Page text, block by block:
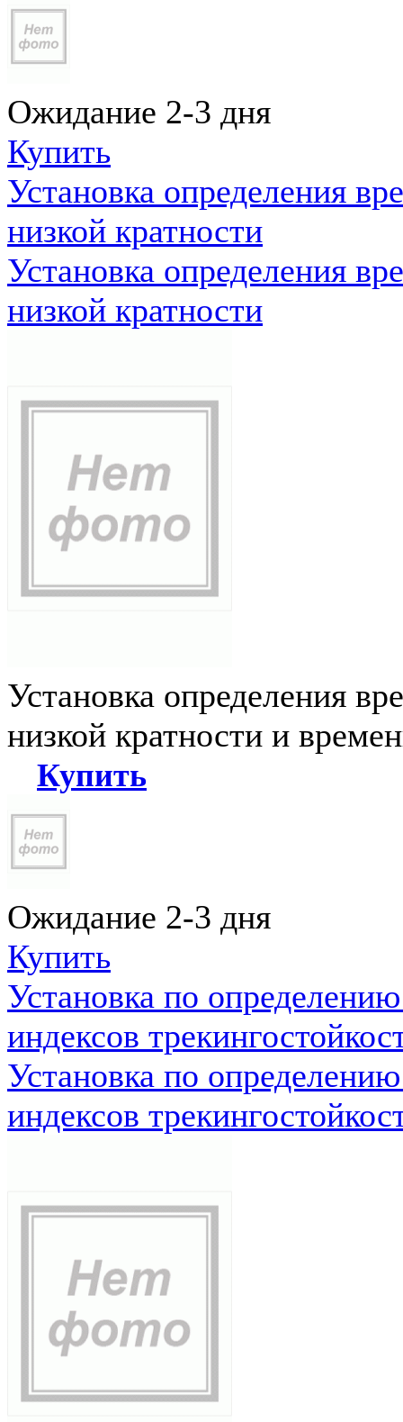
Ожидание 2-3 дня
Купить
Установка определения
низкой кратности
Установка определения
низкой кратности
Установка определения
низкой кратности и
Купить
Ожидание 2-3 дня
Купить
Установка по
индексов
Установка по
индексов